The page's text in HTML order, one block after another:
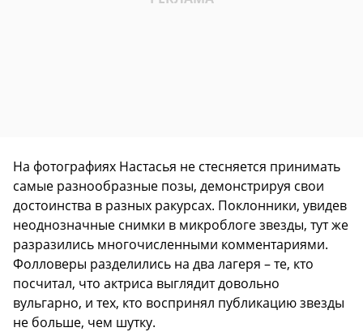
На фотографиях Настасья не стесняется принимать
самые разнообразные позы, демонстрируя свои
достоинства в разных ракурсах. Поклонники, увидев
неоднозначные снимки в микроблоге звезды, тут же
разразились многочисленными комментариями.
Фолловеры разделились на два лагеря – те, кто
посчитал, что актриса выглядит довольно
вульгарно, и тех, кто воспринял публикацию звезды
не больше, чем шутку.